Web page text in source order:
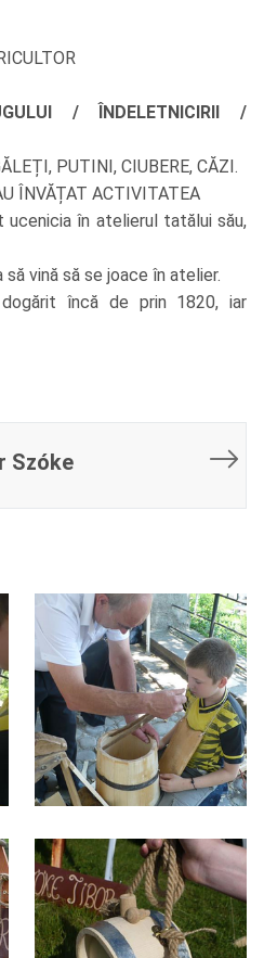
/ ÎNDELETNICIRII /
PUTINI, CIUBERE, CĂZI.
ÎNVĂȚAT ACTIVITATEA
ucenicia în atelierul tatălui său,
vină să se joace în atelier.
încă de prin 1820, iar
Szóke